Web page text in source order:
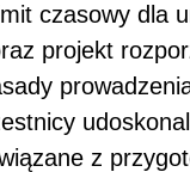
czasowy dla
projekt
z